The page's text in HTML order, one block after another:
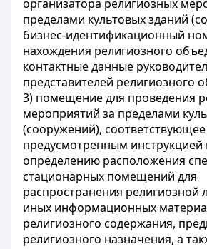
организатора религиозных
пределами культовых зданий
бизнес-идентификационный
нахождения религиозного
контактные данные
представителей религиозного
3) помещение для проведения
мероприятий за пределами
(сооружений),
предусмотренным инструкцией
определению расположения
стационарных помещений для
распространения религиозной
иных информационных
религиозного содержания,
религиозного назначения, а